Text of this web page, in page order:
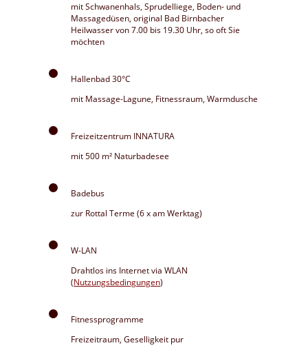
mit Schwanenhals, Sprudelliege, Boden- und
Massagedüsen, original Bad Birnbacher
Heilwasser von 7.00 bis 19.30 Uhr, so oft Sie
möchten
Hallenbad 30°C
mit Massage-Lagune, Fitnessraum, Warmdusche
Freizeitzentrum INNATURA
mit 500 m² Naturbadesee
Badebus
zur Rottal Terme (6 x am Werktag)
W-LAN
Drahtlos ins Internet via WLAN
(Nutzungsbedingungen)
Fitnessprogramme
Freizeitraum, Geselligkeit pur